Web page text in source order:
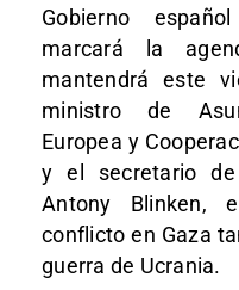
Gobierno
marcará la
mantendrá este
ministro de
Europea y
y el secretario de
Antony Blinken,
conflicto en Gaza
guerra de Ucrania.